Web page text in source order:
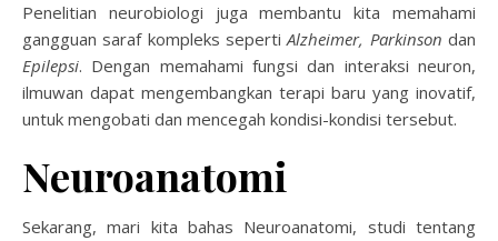
Penelitian neurobiologi juga membantu kita memahami
gangguan saraf kompleks sepertiAlzheimer, Parkinson dan
Epilepsi. Dengan memahami fungsi dan interaksi neuron,
ilmuwan dapat mengembangkan terapi baru yang inovatif,
untuk mengobati dan mencegah kondisi-kondisi tersebut.
Neuroanatomi
Sekarang, mari kita bahas Neuroanatomi, studi tentang